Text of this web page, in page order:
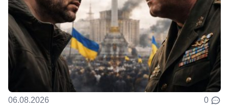
06.08.2026 0